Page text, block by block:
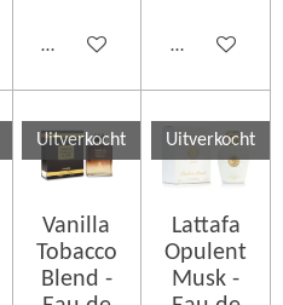
Houd mij op de hoogteHoud mij op
Uitverkocht
Vanilla
Tobacco
Blend -
Uitverkocht
Lattafa
Opulent
Musk -